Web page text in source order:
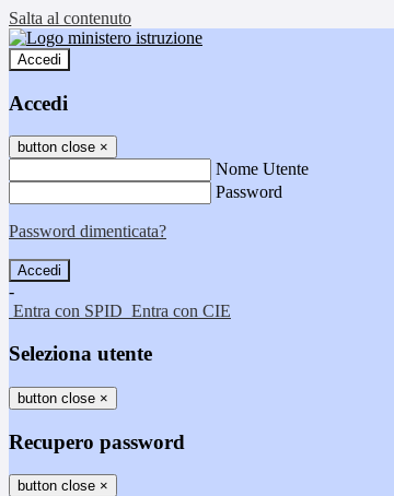
Salta al contenuto
Accedi
Accedi
button close ×
Nome Utente
Password
Password dimenticata?
-
Entra con SPID Entra con CIE
Seleziona utente
button close ×
Recupero password
button close ×